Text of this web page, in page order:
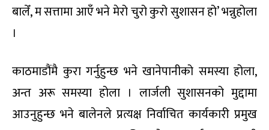
बालेँ, म सत्तामा आएँ भने मेरो चुरो कुरो सुशासन हो’ भन्नुहोला
।
काठमाडौंमै कुरा गर्नुहुन्छ भने खानेपानीको समस्या होला,
अन्त अरू समस्या होला । लार्जली सुशासनको मुद्दामा
आउनुहुन्छ भने बालेनले प्रत्यक्ष निर्वाचित कार्यकारी प्रमुख